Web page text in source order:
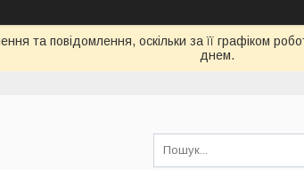
та повідомлення, оскільки за її графіком
днем.